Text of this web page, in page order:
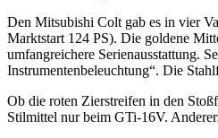
Den Mitsubishi Colt gab es in vier
Marktstart 124 PS). Die goldene
umfangreichere Serienausstattung.
Instrumentenbeleuchtung“. Die
Ob die roten Zierstreifen in den
Stilmittel nur beim GTi-16V.